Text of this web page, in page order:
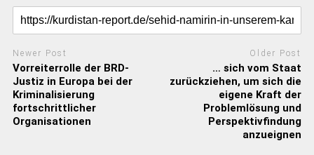
Newer Post
Vorreiterrolle der BRD-
Justiz in Europa bei der
Kriminalisierung
fortschrittlicher
Organisationen
Older Post
… sich vom Staat
zurückziehen, um sich die
eigene Kraft der
Problemlösung und
Perspektivfindung
anzueignen